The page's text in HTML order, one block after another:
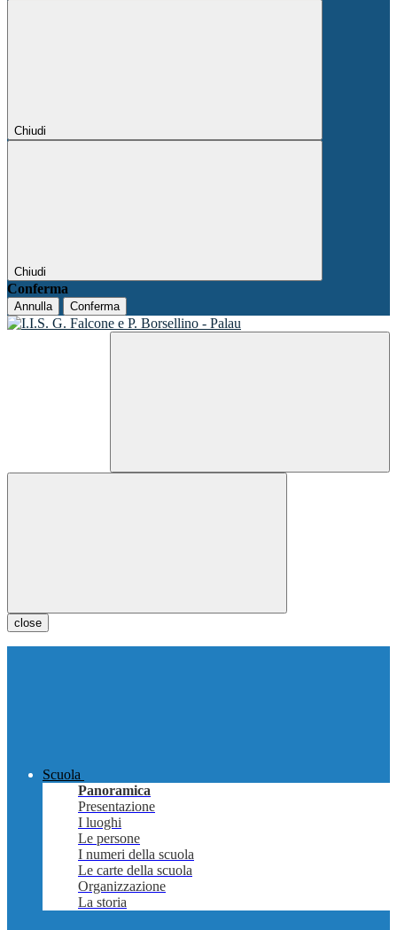
Chiudi
Chiudi
Conferma
Annulla Conferma
close
Scuola
Panoramica
Presentazione
I luoghi
Le persone
I numeri della scuola
Le carte della scuola
Organizzazione
La storia